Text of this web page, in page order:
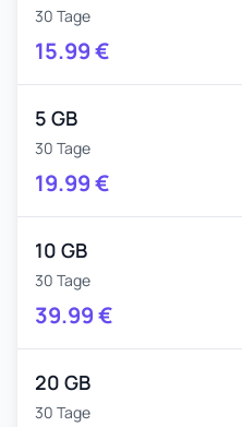
30 Tage
15.99€
5 GB
30 Tage
19.99€
10 GB
30 Tage
39.99€
20 GB
30 Tage